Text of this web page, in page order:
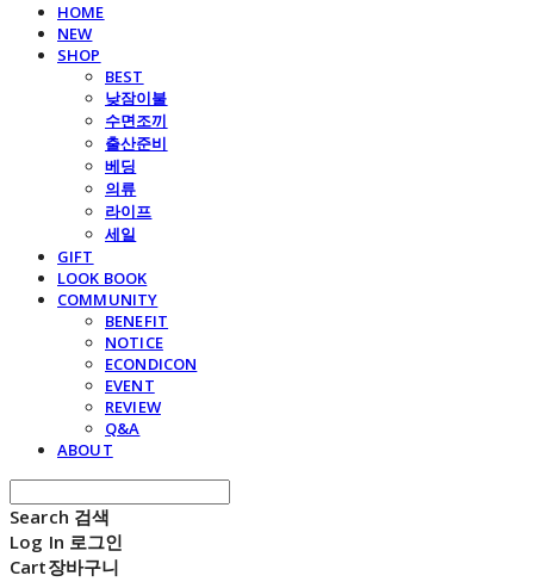
HOME
NEW
SHOP
BEST
낮잠이불
수면조끼
출산준비
베딩
의류
라이프
세일
GIFT
LOOK BOOK
COMMUNITY
BENEFIT
NOTICE
ECONDICON
EVENT
REVIEW
Q&A
ABOUT
Search 검색
Log In 로그인
Cart장바구니